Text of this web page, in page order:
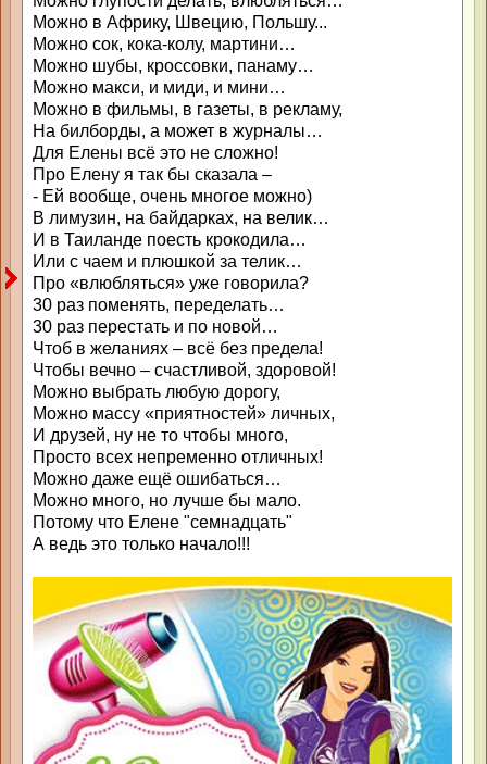
Можно в Африку, Швецию, Польшу...
Можно сок, кока-колу, мартини…
Можно шубы, кроссовки, панаму…
Можно макси, и миди, и мини…
Можно в фильмы, в газеты, в рекламу,
На билборды, а может в журналы…
Для Елены всё это не сложно!
Про Елену я так бы сказала –
- Ей вообще, очень многое можно)
В лимузин, на байдарках, на велик…
И в Таиланде поесть крокодила…
Или с чаем и плюшкой за телик…
Про «влюбляться» уже говорила?
30 раз поменять, переделать…
30 раз перестать и по новой…
Чтоб в желаниях – всё без предела!
Чтобы вечно – счастливой, здоровой!
Можно выбрать любую дорогу,
Можно массу «приятностей» личных,
И друзей, ну не то чтобы много,
Просто всех непременно отличных!
Можно даже ещё ошибаться…
Можно много, но лучше бы мало.
Потому что Елене "семнадцать"
А ведь это только начало!!!